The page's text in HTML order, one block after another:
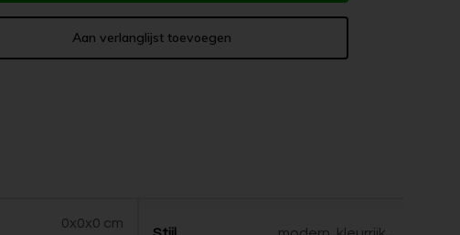
Aan verlanglijst toevoegen
0x0x0 cm